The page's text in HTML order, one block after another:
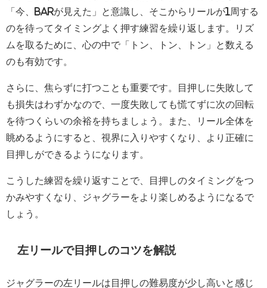
「今、BARが見えた」と意識し、そこからリールが1周する
のを待ってタイミングよく押す練習を繰り返します。リズ
ムを取るために、心の中で「トン、トン、トン」と数える
のも有効です。
さらに、焦らずに打つことも重要です。目押しに失敗して
も損失はわずかなので、一度失敗しても慌てずに次の回転
を待つくらいの余裕を持ちましょう。また、リール全体を
眺めるようにすると、視界に入りやすくなり、より正確に
目押しができるようになります。
こうした練習を繰り返すことで、目押しのタイミングをつ
かみやすくなり、ジャグラーをより楽しめるようになるで
しょう。
左リールで目押しのコツを解説
ジャグラーの左リールは目押しの難易度が少し高いと感じ